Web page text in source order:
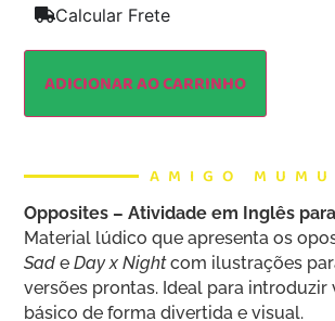
Calcular Frete
ADICIONAR AO CARRINHO
AMIGO MUMU
Opposites – Atividade em Inglês
Material lúdico que apresenta os
Sad eDay x Nightcom ilustrações
versões prontas. Ideal para
básico de forma divertida e visual.